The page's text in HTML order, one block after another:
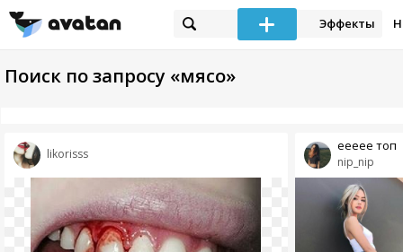
Эффекты
Поиск по запросу «мясо»
likorisss
nip_nip
еееее топ